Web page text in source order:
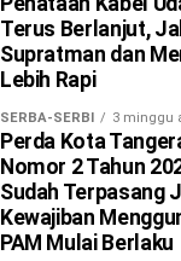
Terus Berlanjut,
Supratman dan
Lebih Rapi
SERBA-SERBI 3 minggu
Perda Kota
Nomor 2 Tahun
Sudah Terpasang
Kewajiban
PAM Mulai Berlaku